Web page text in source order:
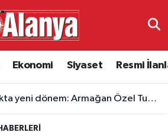
Ekonomi Siyaset Resmi
dönem: Armağan Özel Tuğgeneralliğe terfi etti
7 yaşında: 8,5 saatlik yol 3,5 saate indi
Vakitleri